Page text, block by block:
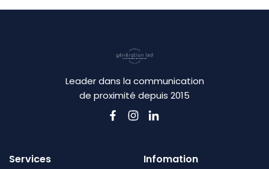
Leader dans la communication
de proximité depuis 2015
Services Infomation